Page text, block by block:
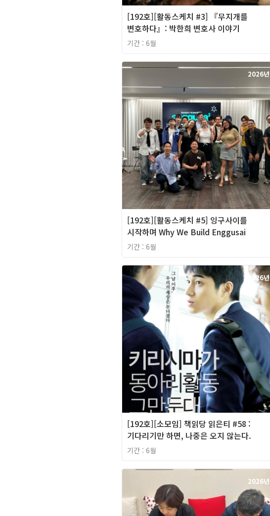
[192호][활동스케치 #3] 『무지개를
변호하다』: 박한희 변호사 이야기
기간 : 6월
2026년
[192호][활동스케치 #5] 잉구사이를
시작하며 Why We Build Enggusai
기간 : 6월
2026년
[192호][소모임] 책읽당 읽은티 #58 :
기다리기만 하면, 나중은 오지 않는다.
기간 : 6월
2026년